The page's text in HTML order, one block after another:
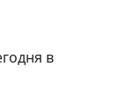
в